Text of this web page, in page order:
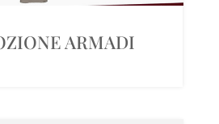
ARMADI